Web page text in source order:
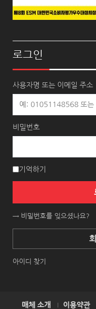
로그인
사용자명 또는 이메일 주소
비밀번호
기억하기
→ 비밀번호를 잊으셨나요?
아이디 찾기
매체 소개 이용약관